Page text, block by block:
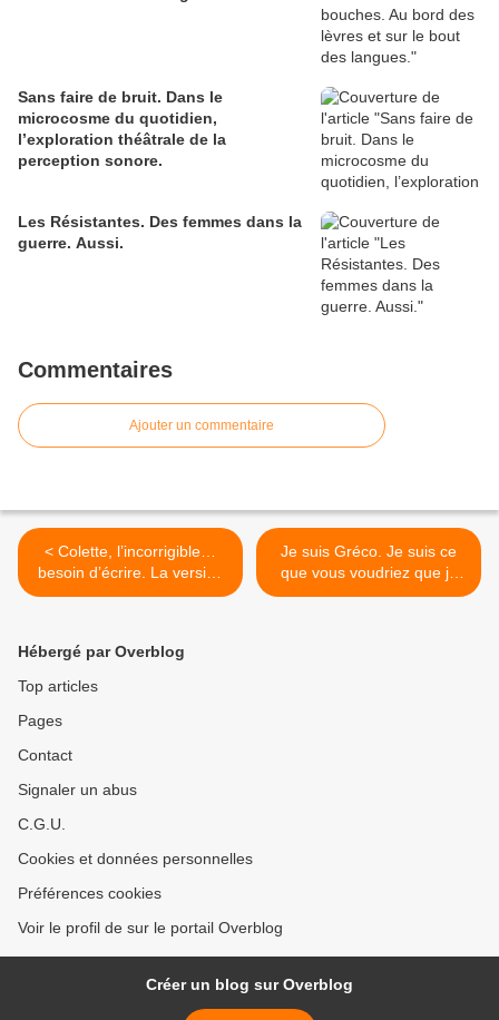
Sans faire de bruit. Dans le
microcosme du quotidien,
l’exploration théâtrale de la
perception sonore.
Les Résistantes. Des femmes dans la
guerre. Aussi.
Commentaires
Ajouter un commentaire
< Colette, l’incorrigible…
besoin d’écrire. La version
soft d’une femme
Je suis Gréco. Je suis ce
que vous voudriez que je
sois et en même temps
Hébergé par Overblog
Top articles
Pages
Contact
Signaler un abus
C.G.U.
Cookies et données personnelles
Préférences cookies
Voir le profil de sur le portail Overblog
Créer un blog sur Overblog